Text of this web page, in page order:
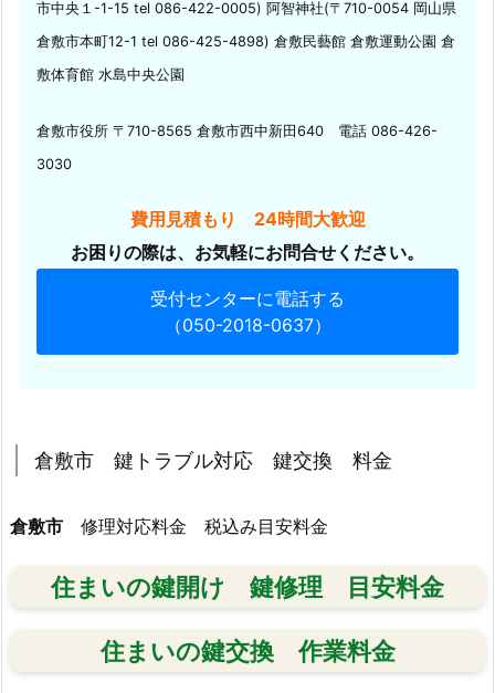
ニ
ー
タ
ン
穴
ェ
の
を
間
違
え
市中央１-1-15 tel 086-422-0005) 阿智神社(〒710-0054 岡山県
倉敷市本町12-1 tel 086-425-4898) 倉敷民藝館 倉敷運動公園 倉
敷体育館 水島中央公園
倉敷市役所 〒710-8565 倉敷市西中新田640 電話 086-426-
3030
費用見積もり 24時間大歓迎
お困りの際は、お気軽にお問合せください。
受付センターに電話する
（050-2018-0637）
倉敷市 鍵トラブル対応 鍵交換 料金
倉敷市 修理対応料金 税込み目安料金
住まいの鍵開け 鍵修理 目安料金
住まいの鍵交換 作業料金